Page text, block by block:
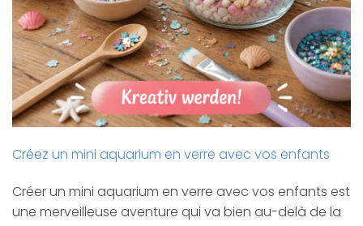
Créez un mini aquarium en verre avec vos enfants
Créer un mini aquarium en verre avec vos enfants est
une merveilleuse aventure qui va bien au-delà de la